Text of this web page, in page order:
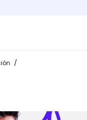
/
¡Aspira al empleo